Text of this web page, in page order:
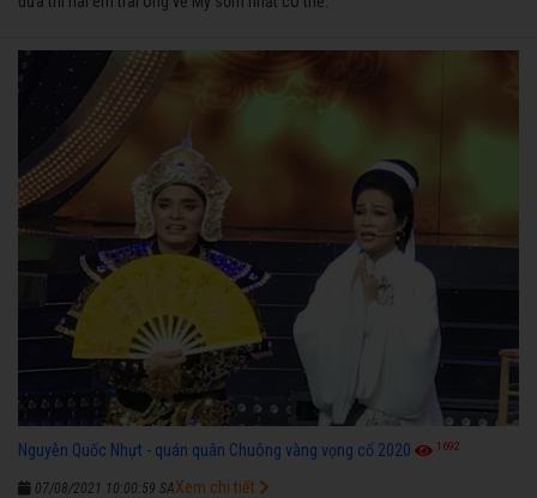
Nguyễn Quốc Nhựt - quán quân Chuông vàng vọng cổ 2020 1692
07/08/2021 10:00:59 SAXem chi tiết